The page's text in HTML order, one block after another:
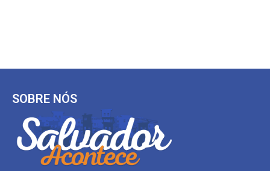
SOBRE NÓS